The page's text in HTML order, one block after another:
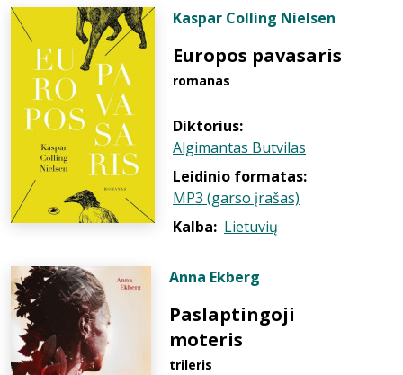
Kaspar Colling Nielsen
Europos pavasaris
romanas
Diktorius:
Algimantas Butvilas
Leidinio formatas:
MP3 (garso įrašas)
Kalba: Lietuvių
Anna Ekberg
Paslaptingoji
moteris
trileris